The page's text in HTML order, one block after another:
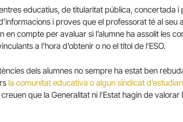
educatius, de titularitat pública, concertada i
i proves que el professorat té al seu
en compte per avaluar si l’alumne ha assolit les
a l’hora d’obtenir o no el títol de l’ESO.
dels alumnes no sempre ha estat ben
la comunitat educativa o algun sindicat
que la Generalitat ni l’Estat hagin de valorar